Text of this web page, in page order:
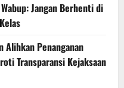
Jangan Berhenti di
Alihkan Penanganan
Transparansi Kejaksaan